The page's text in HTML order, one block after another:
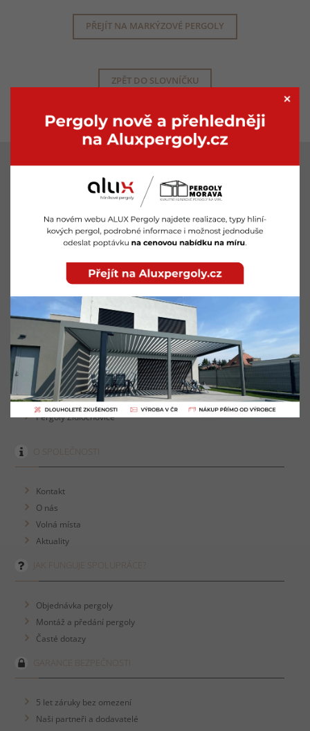
PŘEJÍT NA MARKÝZOVÉ PERGOLY
ZPĚT DO SLOVNÍČKU
Pergoly Znojmo
Pergoly Břeclav
Pergoly Hodonín
Pergoly Kuřim
Pergoly Zlín
Pergoly Vyškov
Pergoly Blansko
Pergoly Kyjov
Pergoly Tišnov
Pergoly Mikulov
Pergoly Ivančice
Pergoly Židlochovice
O SPOLEČNOSTI
Kontakt
O nás
Volná místa
Aktuality
JAK FUNGUJE SPOLUPRÁCE?
Objednávka pergoly
Montáž a předání pergoly
Časté dotazy
GARANCE BEZPEČNOSTI
5 let záruky bez omezení
Naši partneři a dodavatelé